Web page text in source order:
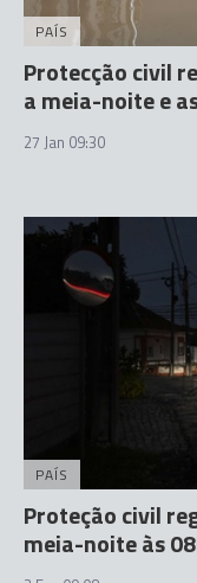
PAÍS
Protecção civil
a meia-noite e
27 Jan 09:30
PAÍS
Proteção civil
meia-noite às